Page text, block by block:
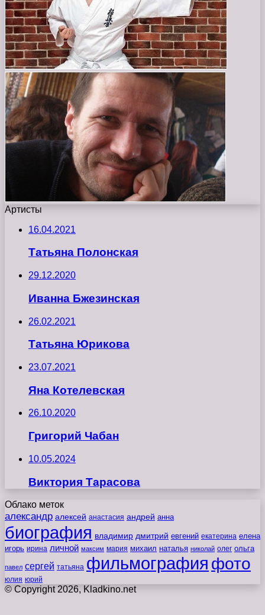
Артисты
16.04.2021
Татьяна Полонская
29.12.2020
Иванна Бжезинская
26.02.2021
Татьяна Юрикова
23.07.2021
Яна Котелевская
26.10.2020
Григорий Чабан
10.05.2024
Виктория Тарасова
Облако меток
александр алексей анастасия андрей анна
биография владимир дмитрий евгений екатерина елена
игорь ирина личной максим мария михаил наталья николай олег ольга
павел сергей татьяна фильмография фото
юлия юрий
© Copyright 2026, Kladkino.net